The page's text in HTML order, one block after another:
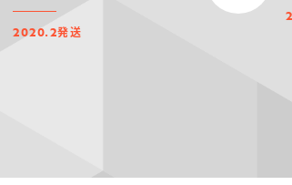
2020.2発送